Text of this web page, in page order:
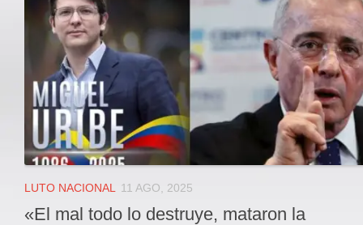
LUTO NACIONAL 11 AGO, 2025
«El mal todo lo destruye, mataron la